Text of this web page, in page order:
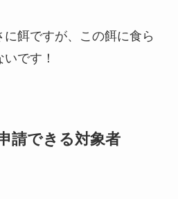
餌ですが、この餌に食ら
です！
請できる対象者